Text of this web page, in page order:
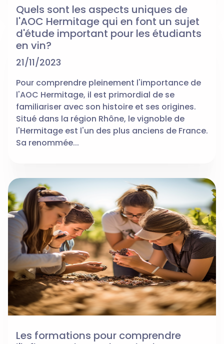
Quels sont les aspects uniques de
l'AOC Hermitage qui en font un sujet
d'étude important pour les étudiants
en vin?
21/11/2023
Pour comprendre pleinement l'importance de
l'AOC Hermitage, il est primordial de se
familiariser avec son histoire et ses origines.
Situé dans la région Rhône, le vignoble de
l'Hermitage est l'un des plus anciens de France.
Sa renommée...
Les formations pour comprendre